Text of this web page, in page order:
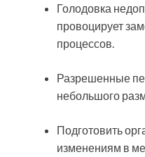
Голодовка
провоцирует
процессов.
Разрешенные
небольшого
Подготовить
изменениям в